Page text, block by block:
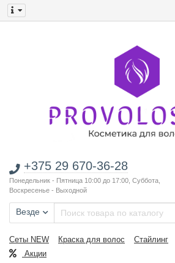
+375 29 670-36-28
Понедельник - Пятница 10:00 до 17:00, Суббота,
Воскресенье - Выходной
Везде
Сеты NEW Краска для волос Стайлинг
Акции